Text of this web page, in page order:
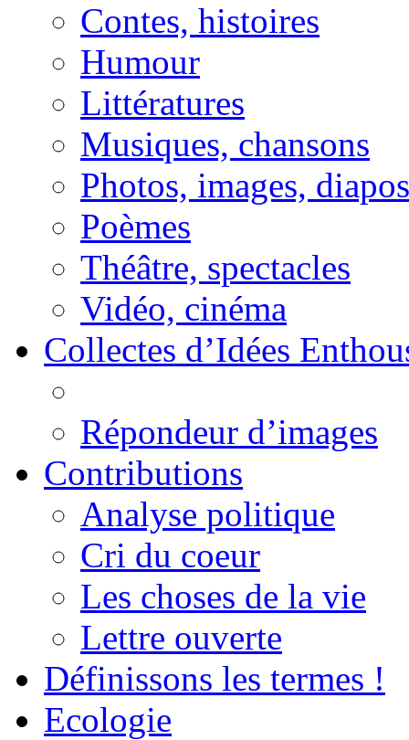
Contes, histoires
Humour
Littératures
Musiques, chansons
Photos, images, diapos
Poèmes
Théâtre, spectacles
Vidéo, cinéma
Collectes d’Idées
Répondeur d’images
Contributions
Analyse politique
Cri du coeur
Les choses de la vie
Lettre ouverte
Définissons les termes !
Ecologie